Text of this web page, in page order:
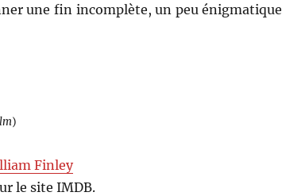
une fin incomplète, un peu énigmatique
)
Finley
le site IMDB.